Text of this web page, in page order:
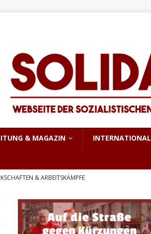
& MAGAZIN INTERNATIONAL
& ARBEITSKÄMPFE
Kaschmir
INTERNATIONALES
& GESCHICHTE